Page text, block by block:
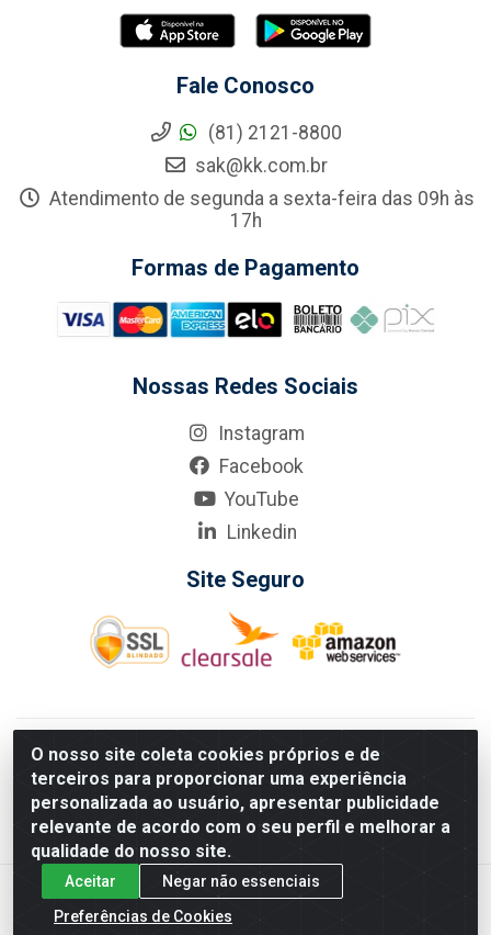
O nosso site coleta cookies próprios e de
terceiros para proporcionar uma experiência
personalizada ao usuário, apresentar publicidade
relevante de acordo com o seu perfil e melhorar a
qualidade do nosso site.
Aceitar
Negar não essenciais
Preferências de Cookies
Fale Conosco
(81) 2121-8800
sak@kk.com.br
Atendimento de segunda a sexta-feira das 09h às
17h
Formas de Pagamento
Nossas Redes Sociais
Instagram
Facebook
YouTube
Linkedin
Site Seguro
KarneKeijo Logistica Integrada LTDA - Rod. Br-101 Sul, nº3700
- Barro, Recife/PE, 50900-400 CNPJ: 24.150.377/0001-95
Estados atendidos pela KarneKeijo: PE, PB e RN.